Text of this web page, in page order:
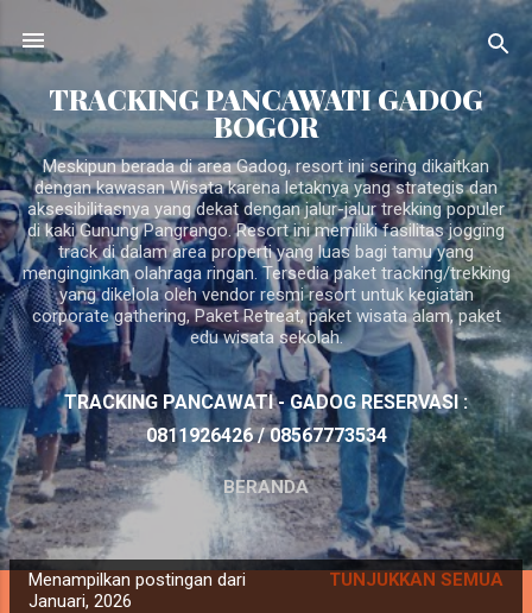
Langsung ke konten utama
TRACKING PANCAWATI GADOG
BOGOR
Meskipun berada di area Gadog, resort ini sering dikaitkan
dengan kawasan Wisata karena letaknya yang strategis dan
aksesibilitasnya yang dekat dengan jalur-jalur trekking populer
di kaki Gunung Pangrango. Resort ini memiliki fasilitas jogging
track di dalam area properti yang luas bagi tamu yang
menginginkan olahraga ringan. Tersedia paket tracking/trekking
yang dikelola oleh vendor resmi resort untuk kegiatan
corporate gathering, Paket Retreat, paket wisata alam, paket
edu wisata sekolah.
TRACKING PANCAWATI - GADOG RESERVASI :
0811926426 / 08567773534
BERANDA
PMenampilkan postingan dari
Januari, 2026
TUNJUKKAN SEMUA